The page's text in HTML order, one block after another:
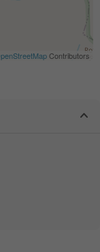
Contributors